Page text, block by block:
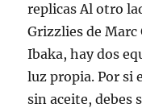
replicas Al otro
Grizzlies de Marc
Ibaka, hay dos
luz propia. Por si
sin aceite, debes